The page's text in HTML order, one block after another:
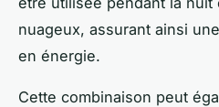
nuageux, assurant ainsi
en énergie.
Cette combinaison peut